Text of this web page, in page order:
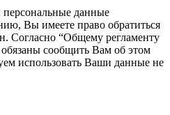
данные
Вы имеете право обратиться
Согласно “Общему регламенту
сообщить Вам об этом
использовать Ваши данные не